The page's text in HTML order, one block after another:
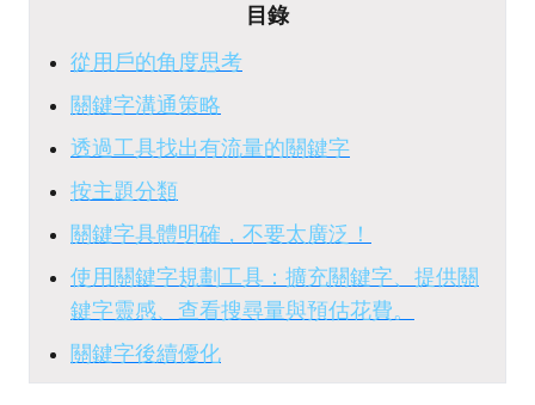
目錄
從用戶的角度思考
關鍵字溝通策略
透過工具找出有流量的關鍵字
按主題分類
關鍵字具體明確，不要太廣泛！
使用關鍵字規劃工具：擴充關鍵字、提供關
鍵字靈感、查看搜尋量與預估花費。
關鍵字後續優化